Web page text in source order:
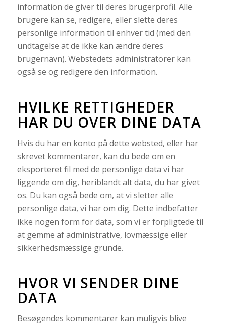
information de giver til deres brugerprofil. Alle
brugere kan se, redigere, eller slette deres
personlige information til enhver tid (med den
undtagelse at de ikke kan ændre deres
brugernavn). Webstedets administratorer kan
også se og redigere den information.
HVILKE RETTIGHEDER
HAR DU OVER DINE DATA
Hvis du har en konto på dette websted, eller har
skrevet kommentarer, kan du bede om en
eksporteret fil med de personlige data vi har
liggende om dig, heriblandt alt data, du har givet
os. Du kan også bede om, at vi sletter alle
personlige data, vi har om dig. Dette indbefatter
ikke nogen form for data, som vi er forpligtede til
at gemme af administrative, lovmæssige eller
sikkerhedsmæssige grunde.
HVOR VI SENDER DINE
DATA
Besøgendes kommentarer kan muligvis blive